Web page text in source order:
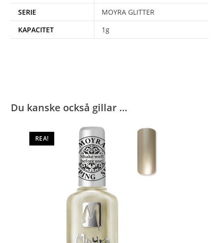
SERIE
MOYRA GLITTER
KAPACITET
1g
Du kanske också gillar …
REA!